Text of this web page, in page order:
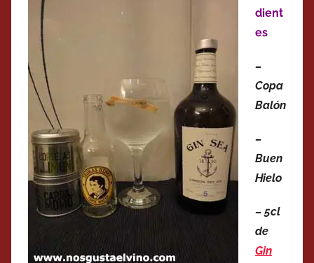
dient
es
–
Copa
Balón
–
Buen
Hielo
– 5cl
de
Gin